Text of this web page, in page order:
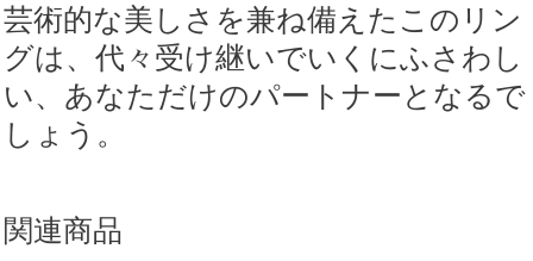
芸術的な美しさを兼ね備えたこのリン
グは、代々受け継いでいくにふさわし
い、あなただけのパートナーとなるで
しょう。
関連商品